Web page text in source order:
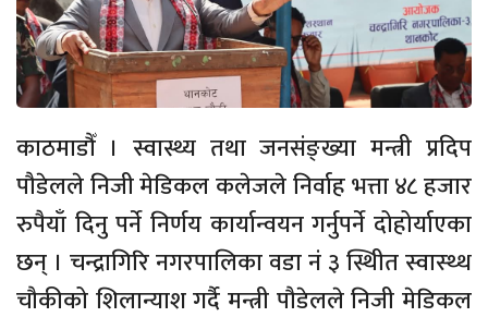
काठमाडौँ । स्वास्थ्य तथा जनसंङ्ख्या मन्त्री प्रदिप
पौडेलले निजी मेडिकल कलेजले निर्वाह भत्ता ४८ हजार
रुपैयाँ दिनु पर्ने निर्णय कार्यान्वयन गर्नुपर्ने दोहोर्याएका
छन् । चन्द्रागिरि नगरपालिका वडा नं ३ स्थिीत स्वास्थ्थ
चौकीको शिलान्याश गर्दै मन्त्री पौडेलले निजी मेडिकल